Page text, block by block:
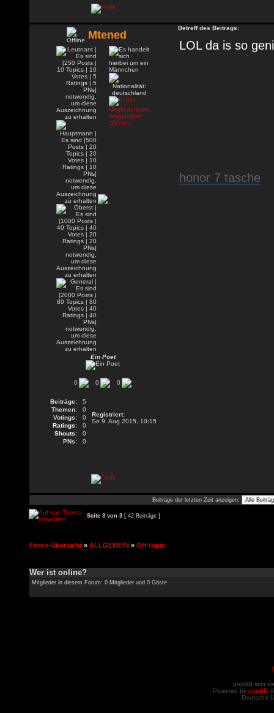
Mtened
Ein Poet
0 0 0
Beiträge:
5
Themen:
0
Votings:
0
Ratings:
0
Shouts:
0
PNs:
0
Registriert:
So 9. Aug 2015, 10:15
Betreff des Beitrags:
LOL da is so
honor 7 tasche
Beiträge der letzten Zeit anzeigen:
Seite 3 von 3 [ 42 Beiträge ]
Foren-Übersicht » ALLGEMEIN » Off topic
Wer ist online?
Mitglieder in diesem Forum: 0 Mitglieder und 0 Gäste
phpBB skin
Powered by phpBB
Deutsche